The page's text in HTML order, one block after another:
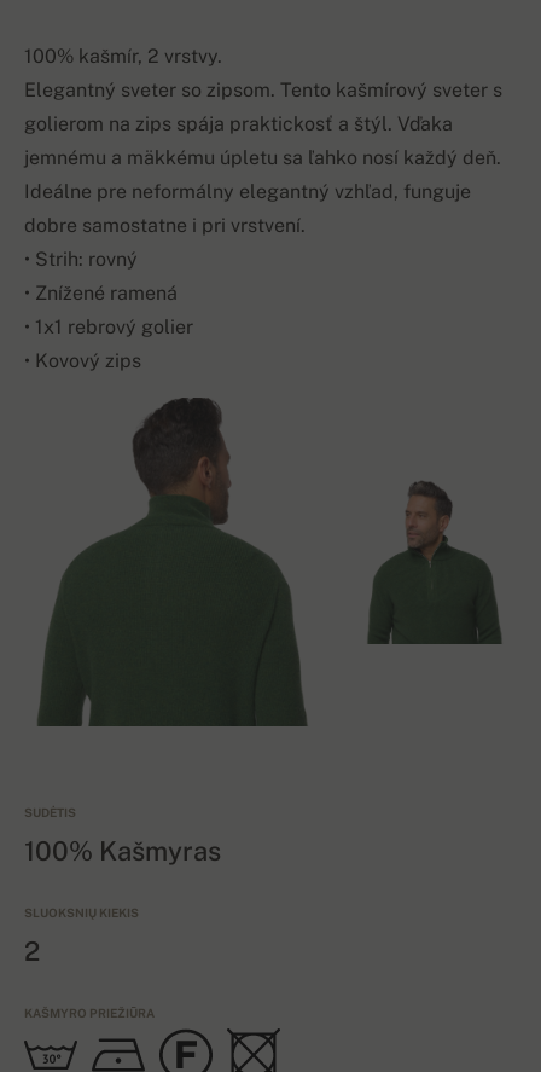
100% kašmír, 2 vrstvy.
Elegantný sveter so zipsom. Tento kašmírový sveter s
golierom na zips spája praktickosť a štýl. Vďaka
jemnému a mäkkému úpletu sa ľahko nosí každý deň.
Ideálne pre neformálny elegantný vzhľad, funguje
dobre samostatne i pri vrstvení.
• Strih: rovný
• Znížené ramená
• 1x1 rebrový golier
• Kovový zips
SUDĖTIS
100% Kašmyras
SLUOKSNIŲ KIEKIS
2
KAŠMYRO PRIEŽIŪRA